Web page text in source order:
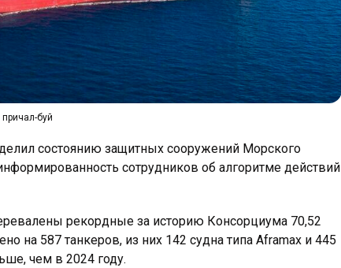
буй
состоянию защитных сооружений Морского
сотрудников об алгоритме действий
рекордные за историю Консорциума 70,52
на 587 танкеров, из них 142 судна типа Aframax и 445
чем в 2024 году.